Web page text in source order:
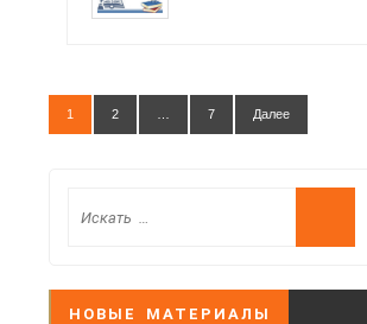
1 2 7 Далее
НОВЫЕ МАТЕРИАЛЫ